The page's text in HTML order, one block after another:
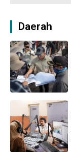
Daerah